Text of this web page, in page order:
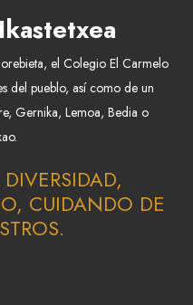
el Colegio El Carmelo
del pueblo, así como de un
Gernika, Lemoa, Bedia o
CUIDANDO DE